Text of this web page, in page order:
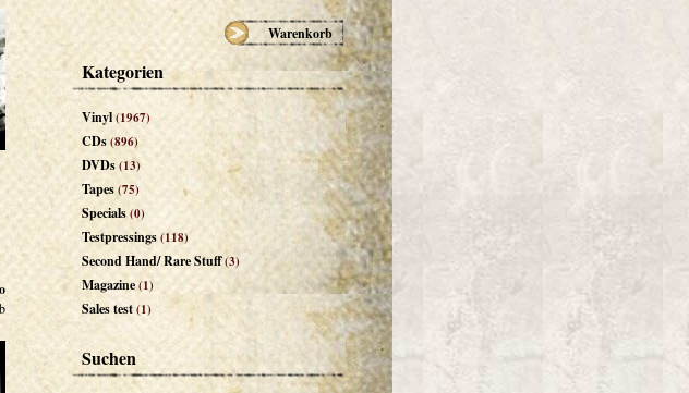
Warenkorb
Kategorien
Vinyl(1967)
CDs(896)
DVDs(13)
Tapes(75)
Specials(0)
Testpressings(118)
Second Hand/ Rare Stuff(3)
Magazine(1)
Sales test(1)
Suchen